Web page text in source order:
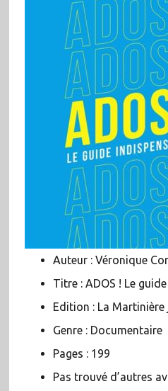
Auteur : Véronique
Titre : ADOS ! Le
Edition : La Martinière
Genre : Documentaire
Pages : 199
Pas trouvé d’autres